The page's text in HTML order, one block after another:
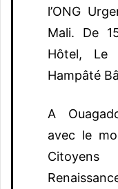
l’ONG
Mali. De
Hôtel, Le
Hampâté Bâ
A
avec le